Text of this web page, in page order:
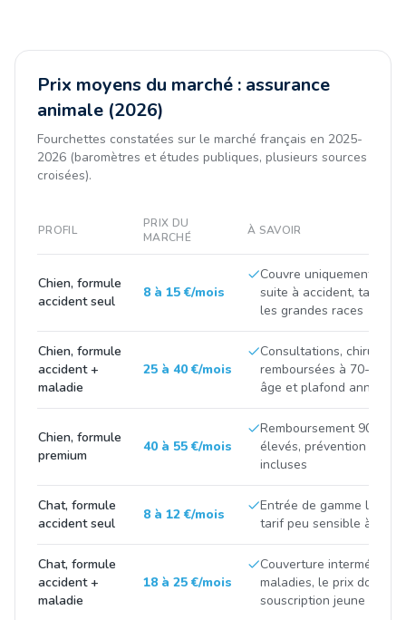
Prix moyens du marché : assurance
animale (2026)
Fourchettes constatées sur le marché français en 2025-
2026 (baromètres et études publiques, plusieurs sources
croisées).
PROFIL
PRIX DU
MARCHÉ
À SAVOIR
Chien, formule
accident seul
8 à 15 €/mois
Couvre uniquement les
suite à accident, tarif
les grandes races
Chien, formule
accident +
maladie
25 à 40 €/mois
Consultations,
remboursées à 70-90
âge et plafond annuel
Chien, formule
premium
40 à 55 €/mois
Remboursement 90-100
élevés, prévention et
incluses
Chat, formule
accident seul
8 à 12 €/mois
Entrée de gamme
tarif peu sensible à la
Chat, formule
accident +
maladie
18 à 25 €/mois
Couverture
maladies, le prix double
souscription jeune et